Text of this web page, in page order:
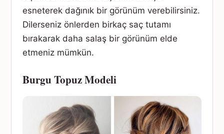
esneterek dağınık bir görünüm verebilirsiniz.
Dilerseniz önlerden birkaç saç tutamı
bırakarak daha salaş bir görünüm elde
etmeniz mümkün.
Burgu Topuz Modeli